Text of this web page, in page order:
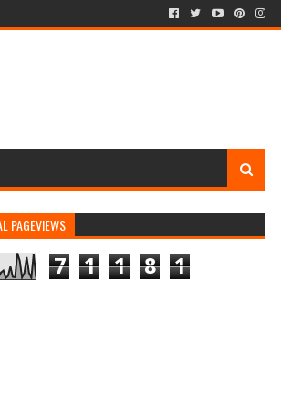
PAGEVIEWS
7 1 1 8 1